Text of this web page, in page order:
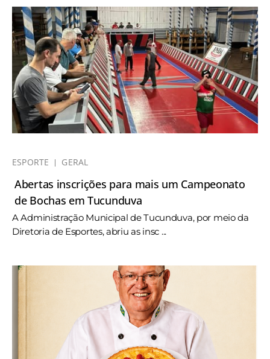
ESPORTE GERAL
Abertas inscrições para mais um Campeonato
de Bochas em Tucunduva
A Administração Municipal de Tucunduva, por meio da
Diretoria de Esportes, abriu as insc ...